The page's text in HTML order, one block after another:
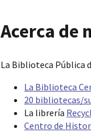
Acerca de
La Biblioteca Pública
La Biblioteca
20 bibliotecas/
La librería
Centro de